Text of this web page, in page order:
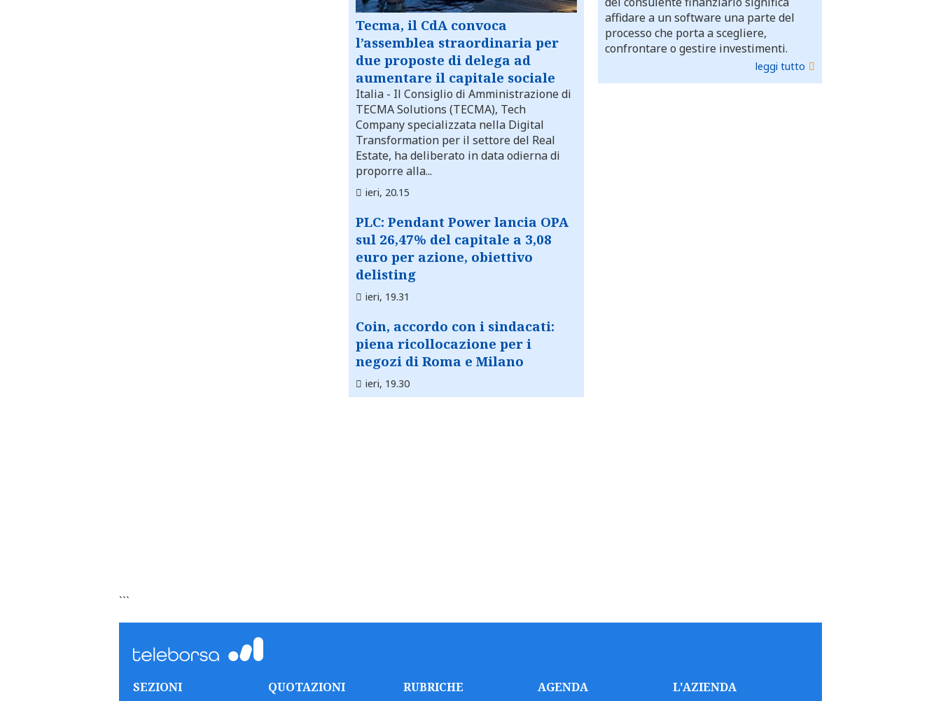
Tecma, il CdA convoca
l’assemblea straordinaria per
due proposte di delega ad
aumentare il capitale sociale
Italia - Il Consiglio di Amministrazione di
TECMA Solutions (TECMA), Tech
Company specializzata nella Digital
Transformation per il settore del Real
Estate, ha deliberato in data odierna di
proporre alla...
ieri, 20.15
PLC: Pendant Power lancia OPA
sul 26,47% del capitale a 3,08
euro per azione, obiettivo
delisting
ieri, 19.31
Coin, accordo con i sindacati:
piena ricollocazione per i
negozi di Roma e Milano
ieri, 19.30
```
affidare a un software una parte del
processo che porta a scegliere,
confrontare o gestire investimenti.
leggi tutto
SEZIONI
QUOTAZIONI
RUBRICHE
AGENDA
L'AZIENDA